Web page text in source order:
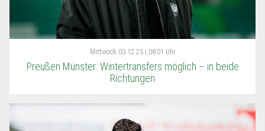
Mittwoch 03.12.25 | 08:01 Uhr
Preußen Münster: Wintertransfers möglich – in beide
Richtungen